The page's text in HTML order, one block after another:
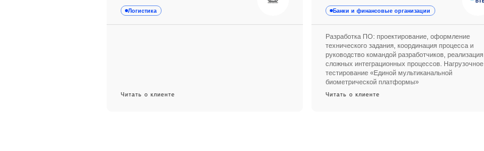
Логистика
Читать о клиенте
Банки и финансовые организации
Разработка ПО: проектирование, оформление
технического задания, координация процесса и
руководство командой разработчиков, реализация
сложных интеграционных процессов. Нагрузочное
тестирование «Единой мультиканальной
биометрической платформы»
Читать о клиенте